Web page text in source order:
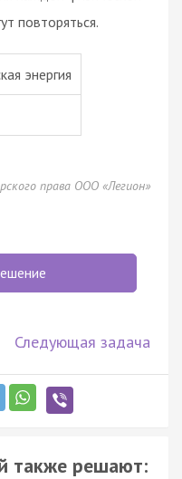
повторяться.
энергия
права ООО «Легион»
Следующая задача
также решают: